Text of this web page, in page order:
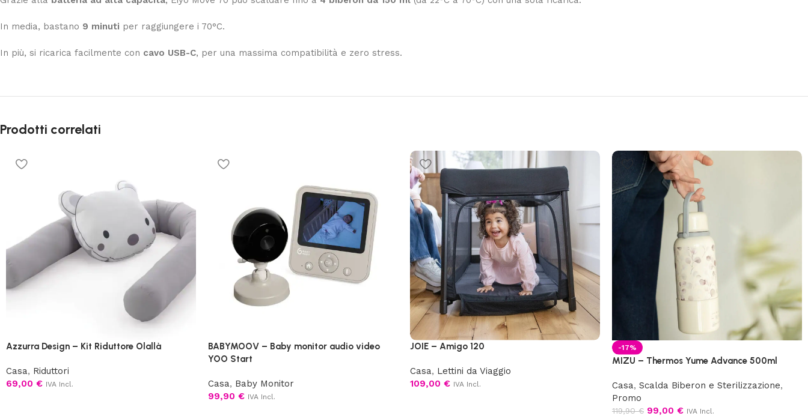
In media, bastano 9 minuti per raggiungere i 70°C.
In più, si ricarica facilmente con cavo USB-C, per una massima compatibilità e zero stress.
Prodotti correlati
Azzurra Design – Kit Riduttore Olallà
Casa, Riduttori
69,00 € IVA Incl.
BABYMOOV – Baby monitor audio video
YOO Start
Casa, Baby Monitor
99,90 € IVA Incl.
JOIE – Amigo 120
Casa, Lettini da Viaggio
109,00 € IVA Incl.
-17%
MIZU – Thermos Yume Advance 500ml
Casa, Scalda Biberon e Sterilizzazione,
Promo
119,90€ 99,00 € IVA Incl.